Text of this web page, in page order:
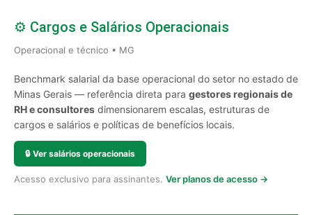
⚙️ Cargos e Salários Operacionais
Operacional e técnico • MG
Benchmark salarial da base operacional do setor no estado de
Minas Gerais — referência direta para gestores regionais de
RH e consultores dimensionarem escalas, estruturas de
cargos e salários e políticas de benefícios locais.
🔒 Ver salários operacionais
Acesso exclusivo para assinantes. Ver planos de acesso →